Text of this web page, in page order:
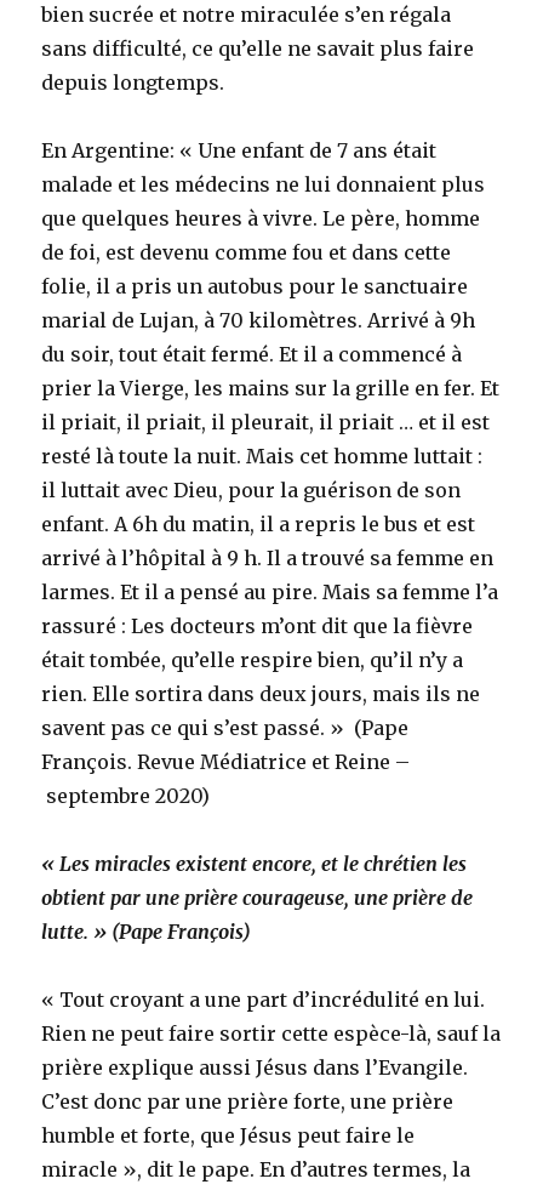
bien sucrée et notre miraculée s’en régala
sans difficulté, ce qu’elle ne savait plus faire
depuis longtemps.
En Argentine: « Une enfant de 7 ans était
malade et les médecins ne lui donnaient plus
que quelques heures à vivre. Le père, homme
de foi, est devenu comme fou et dans cette
folie, il a pris un autobus pour le sanctuaire
marial de Lujan, à 70 kilomètres. Arrivé à 9h
du soir, tout était fermé. Et il a commencé à
prier la Vierge, les mains sur la grille en fer. Et
il priait, il priait, il pleurait, il priait … et il est
resté là toute la nuit. Mais cet homme luttait :
il luttait avec Dieu, pour la guérison de son
enfant. A 6h du matin, il a repris le bus et est
arrivé à l’hôpital à 9 h. Il a trouvé sa femme en
larmes. Et il a pensé au pire. Mais sa femme l’a
rassuré : Les docteurs m’ont dit que la fièvre
était tombée, qu’elle respire bien, qu’il n’y a
rien. Elle sortira dans deux jours, mais ils ne
savent pas ce qui s’est passé. » (Pape
François. Revue Médiatrice et Reine –
septembre 2020)
« Les miracles existent encore, et le chrétien les
obtient par une prière courageuse, une prière de
lutte. » (Pape François)
« Tout croyant a une part d’incrédulité en lui.
Rien ne peut faire sortir cette espèce-là, sauf la
prière explique aussi Jésus dans l’Evangile.
C’est donc par une prière forte, une prière
humble et forte, que Jésus peut faire le
miracle », dit le pape. En d’autres termes, la